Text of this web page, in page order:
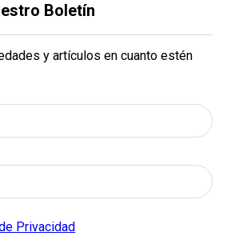
Boletín
y artículos en cuanto estén
Privacidad